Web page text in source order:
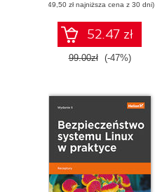
(49,50 zł najniższa cena z 30 dni)
52.47 zł
99.00zł (-47%)